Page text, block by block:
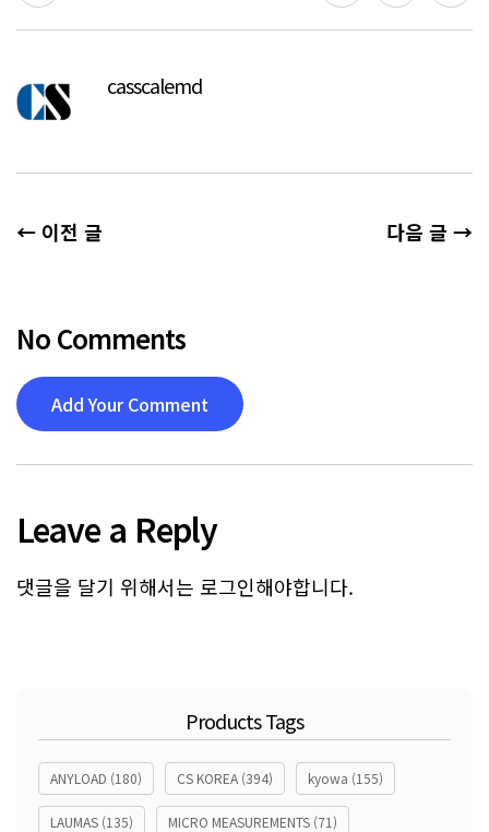
casscalemd
← 이전 글 다음 글 →
No Comments
Add Your Comment
Leave a Reply
댓글을 달기 위해서는 로그인해야합니다.
Products Tags
ANYLOAD (180) CS KOREA (394) kyowa (155)
LAUMAS (135) MICRO MEASUREMENTS (71)